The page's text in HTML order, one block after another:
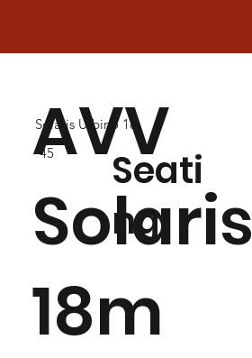
AVV
Solaris
18m
Solaris Urbino 18
45
Seati
ng